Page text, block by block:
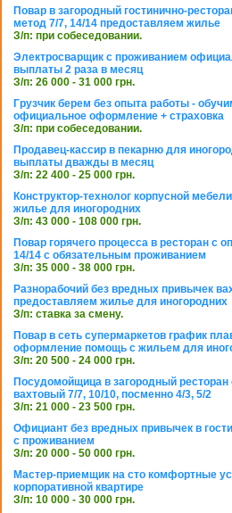
Повар в загородный гостинично-
метод 7/7, 14/14 предоставляем жилье
З/п: при собеседовании.
Электросварщик с проживанием
выплаты 2 раза в месяц
З/п: 26 000 - 31 000 грн.
Грузчик берем без опыта работы -
официальное оформление + страховка
З/п: при собеседовании.
Продавец-кассир в пекарню для
выплаты дважды в месяц
З/п: 22 400 - 25 000 грн.
Конструктор-технолог корпусной
жилье для иногородних
З/п: 43 000 - 108 000 грн.
Повар горячего процесса в ресторан с
14/14 с обязательным проживанием
З/п: 35 000 - 38 000 грн.
Разнорабочий без вредных привычек
предоставляем жилье для иногородних
З/п: ставка за смену.
Повар в сеть супермаркетов график
оформление помощь с жильем для
З/п: 20 500 - 24 000 грн.
Посудомойщица в загородный
вахтовый 7/7, 10/10, посменно 4/3, 5/2
З/п: 21 000 - 23 500 грн.
Официант без вредных привычек в
с проживанием
З/п: 20 000 - 50 000 грн.
Мастер-приемщик на сто комфортные
корпоративной квартире
З/п: 10 000 - 30 000 грн.